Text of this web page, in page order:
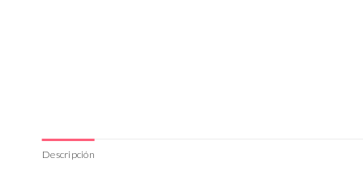
Descripción